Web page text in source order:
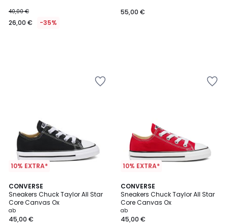
40,00 €
26,00 € -35%
55,00 €
10% EXTRA*
CONVERSE
Sneakers Chuck Taylor All Star
Core Canvas Ox
ab
45,00 €
4,4
/ 5
10% EXTRA*
CONVERSE
Sneakers Chuck Taylor All Star
Core Canvas Ox
ab
45,00 €
4,7
/ 5